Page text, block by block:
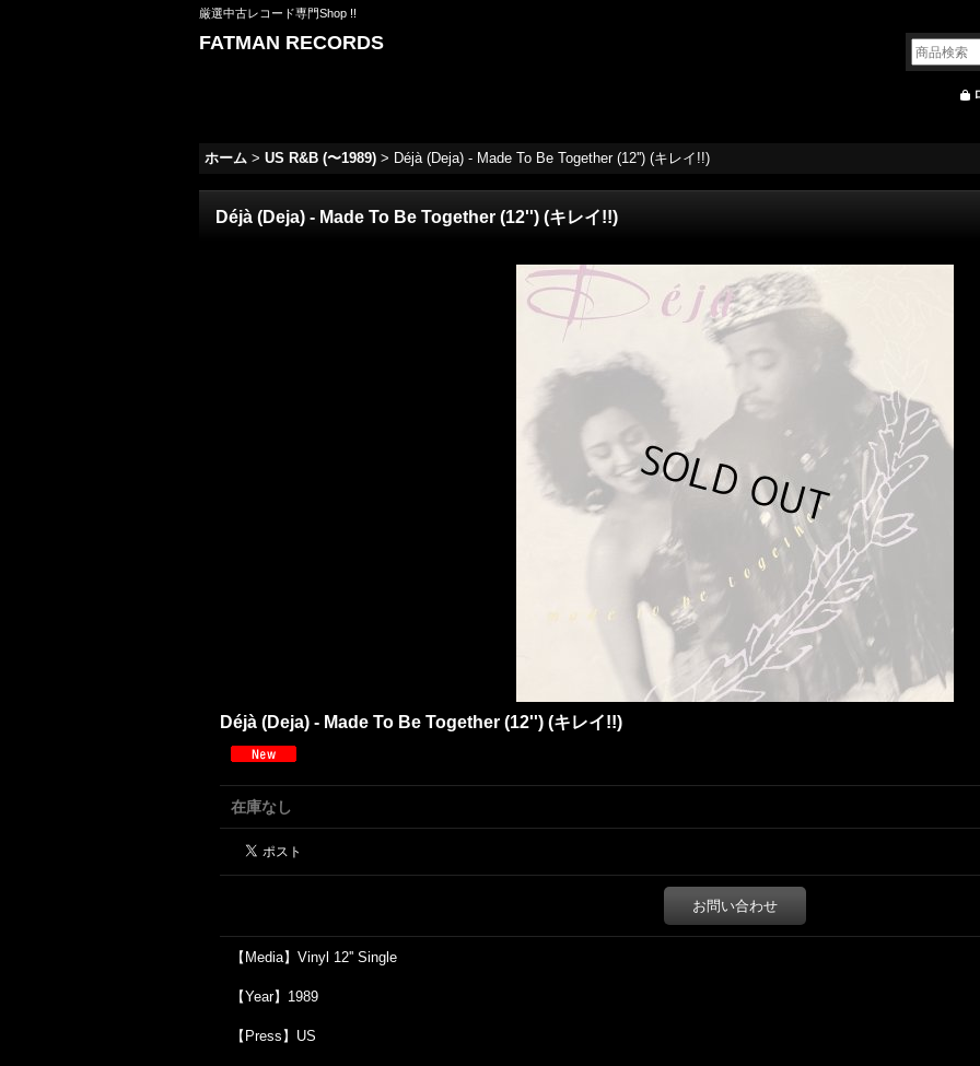
厳選中古レコード専門Shop !!
FATMAN RECORDS
ホーム > US R&B (〜1989) > Déjà (Deja) - Made To Be Together (12'') (キレイ!!)
Déjà (Deja) - Made To Be Together (12'') (キレイ!!)
Déjà (Deja) - Made To Be Together (12'') (キレイ!!)
在庫なし
お問い合わせ
【Media】Vinyl 12'' Single
【Year】1989
【Press】US